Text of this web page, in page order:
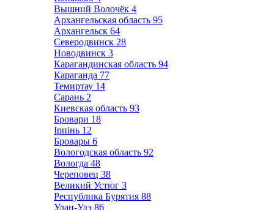
Вышний Волочёк 4
Архангельская область 95
Архангельск 64
Северодвинск 28
Новодвинск 3
Карагандинская область 94
Караганда 77
Темиртау 14
Сарань 2
Киевская область 93
Бровари 18
Ірпінь 12
Бровары 6
Вологодская область 92
Вологда 48
Череповец 38
Великий Устюг 3
Республика Бурятия 88
Улан-Удэ 86